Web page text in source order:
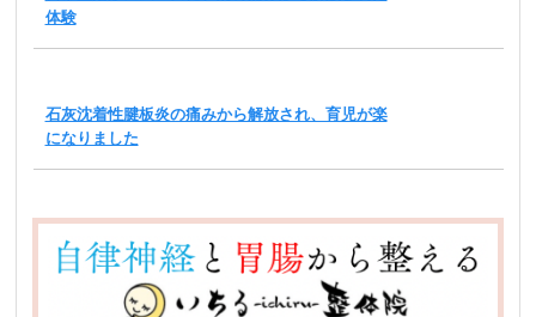
体験
石灰沈着性腱板炎の痛みから解放され、育児が楽
になりました